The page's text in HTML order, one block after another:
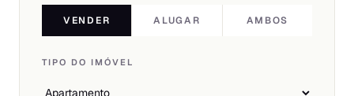
VENDER ALUGAR AMBOS
TIPO DO IMÓVEL